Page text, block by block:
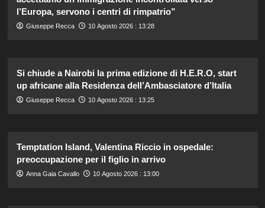
l’Europa, servono i centri di rimpatrio”
Giuseppe Recca 10 Agosto 2026 : 13:28
Si chiude a Nairobi la prima edizione di H.E.R.O, start
up africane alla Residenza dell’Ambasciatore d’Italia
Giuseppe Recca 10 Agosto 2026 : 13:25
Temptation Island, Valentina Riccio in ospedale:
preoccupazione per il figlio in arrivo
Anna Gaia Cavallo 10 Agosto 2026 : 13:00